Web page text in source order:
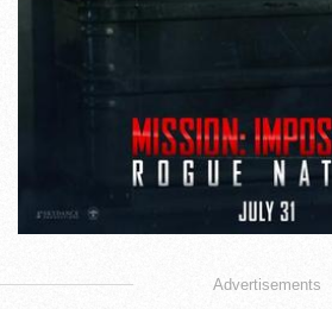
Advertisements